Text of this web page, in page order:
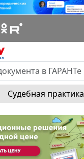
Судебная практика